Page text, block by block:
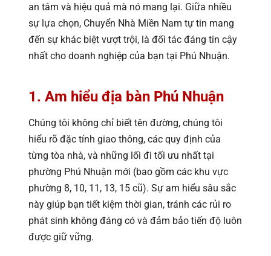
an tâm và hiệu quả mà nó mang lại. Giữa nhiều
sự lựa chọn, Chuyển Nhà Miền Nam tự tin mang
đến sự khác biệt vượt trội, là đối tác đáng tin cậy
nhất cho doanh nghiệp của bạn tại Phú Nhuận.
1. Am hiểu địa bàn Phú Nhuận
Chúng tôi không chỉ biết tên đường, chúng tôi
hiểu rõ đặc tính giao thông, các quy định của
từng tòa nhà, và những lối đi tối ưu nhất tại
phường Phú Nhuận mới (bao gồm các khu vực
phường 8, 10, 11, 13, 15 cũ). Sự am hiểu sâu sắc
này giúp bạn tiết kiệm thời gian, tránh các rủi ro
phát sinh không đáng có và đảm bảo tiến độ luôn
được giữ vững.